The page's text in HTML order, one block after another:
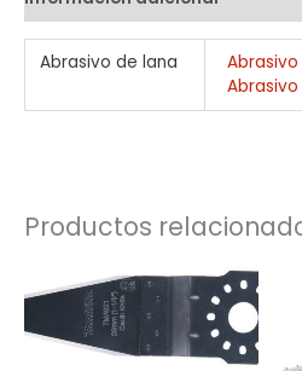
Abrasivo de lana
Productos